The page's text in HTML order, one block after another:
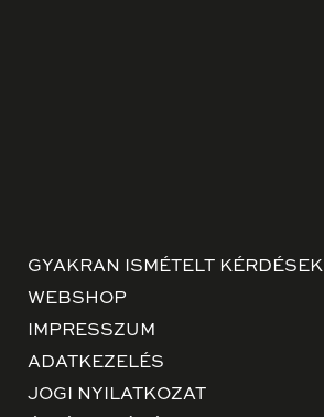
GYAKRAN ISMÉTELT KÉRDÉSEK
WEBSHOP
IMPRESSZUM
ADATKEZELÉS
JOGI NYILATKOZAT